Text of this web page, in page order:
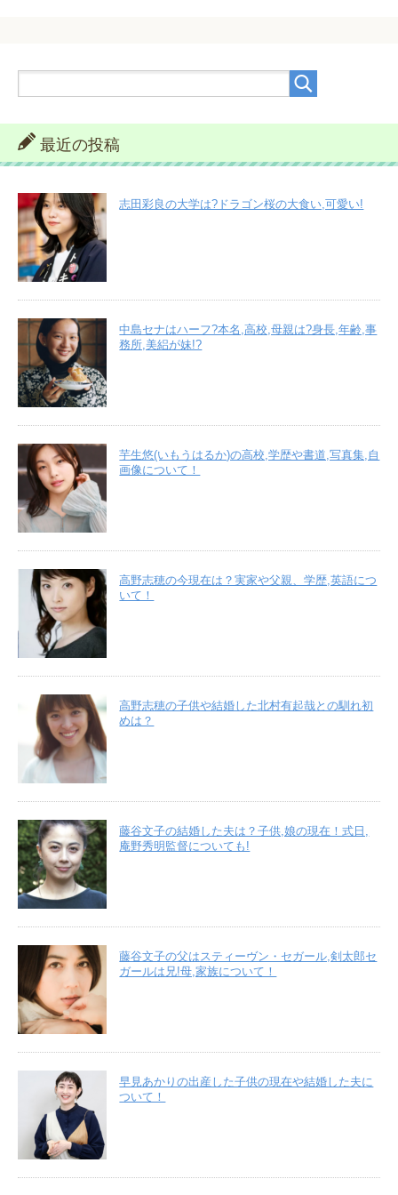
最近の投稿
志田彩良の大学は?ドラゴン桜の大食い,可愛い!
中島セナはハーフ?本名,高校,母親は?身長,年齢,事
務所,美絽が妹!?
芋生悠(いもうはるか)の高校,学歴や書道,写真集,自
画像について！
高野志穂の今現在は？実家や父親、学歴,英語につ
いて！
高野志穂の子供や結婚した北村有起哉との馴れ初
めは？
藤谷文子の結婚した夫は？子供,娘の現在！式日,
庵野秀明監督についても!
藤谷文子の父はスティーヴン・セガール,剣太郎セ
ガールは兄!母,家族について！
早見あかりの出産した子供の現在や結婚した夫に
ついて！